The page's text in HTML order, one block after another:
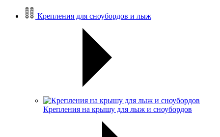
Крепления для сноубордов и лыж
Крепления на крышу для лыж и сноубордов